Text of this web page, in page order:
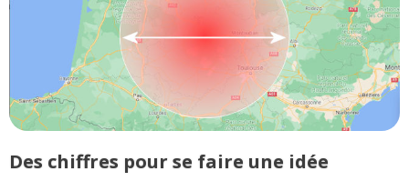
Des chiffres pour se faire une idée